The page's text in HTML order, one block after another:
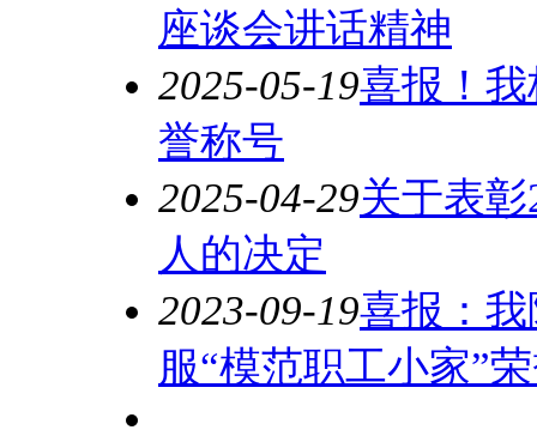
座谈会讲话精神
2025-05-19喜报！
誉称号
2025-04-29关于表
人的决定
2023-09-19喜报：
服“模范职工小家”